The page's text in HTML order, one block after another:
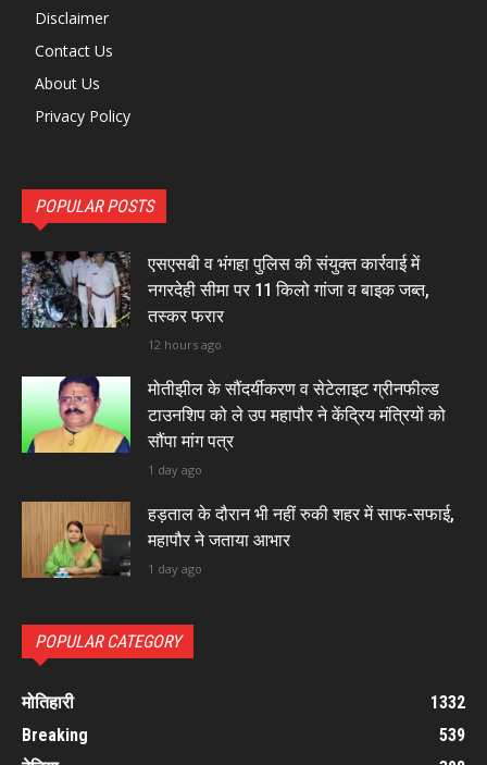
Disclaimer
Contact Us
About Us
Privacy Policy
POPULAR POSTS
एसएसबी व भंगहा पुलिस की संयुक्त कार्रवाई में
नगरदेही सीमा पर 11 किलो गांजा व बाइक जब्त,
तस्कर फरार
12 hours ago
मोतीझील के सौंदर्यीकरण व सेटेलाइट ग्रीनफील्ड
टाउनशिप को ले उप महापौर ने केंद्रिय मंत्रियों को
सौंपा मांग पत्र
1 day ago
हड़ताल के दौरान भी नहीं रुकी शहर में साफ-सफाई,
महापौर ने जताया आभार
1 day ago
POPULAR CATEGORY
मोतिहारी
1332
Breaking
539